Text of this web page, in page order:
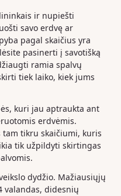
ir nupiešti
savo erdvę ar
pagal skaičius yra
pasinerti į savotišką
ramia spalvų
tiek laiko, kiek jums
kuri jau aptraukta ant
erdvėmis.
tam tikru skaičiumi, kuris
tik užpildyti skirtingas
dydžio. Mažiausiųjų
valandas, didesnių